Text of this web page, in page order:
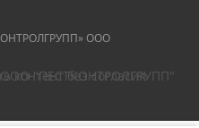
ООО
компании ООО "ПЕСТКОНТРОЛГРУПП"